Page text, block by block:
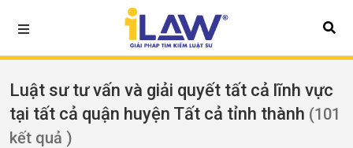
Luật sư tư vấn và giải quyết tất cả lĩnh vực
tại tất cả quận huyện Tất cả tỉnh thành (101
kết quả )